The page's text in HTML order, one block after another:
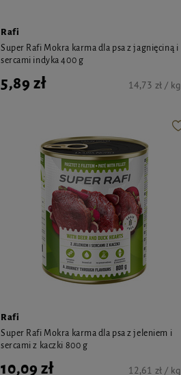
Rafi
Super Rafi Mokra karma dla psa z jagnięciną i
sercami indyka 400 g
5,89 zł 14,73 zł / kg
Rafi
Super Rafi Mokra karma dla psa z jeleniem i
sercami z kaczki 800 g
10,09 zł 12,61 zł / kg